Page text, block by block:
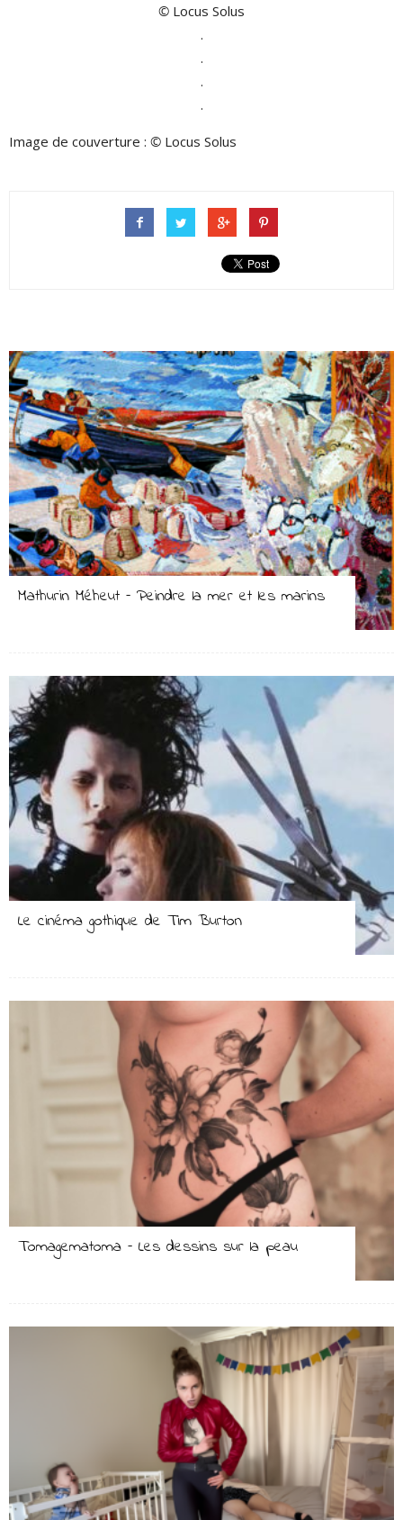
© Locus Solus
.
.
.
.
Image de couverture : © Locus Solus
Mathurin Méheut – Peindre la mer et les marins
Le cinéma gothique de Tim Burton
Tomagematoma – Les dessins sur la peau